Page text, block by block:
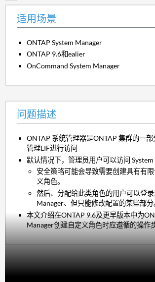
适用场景
ONTAP System Manager
ONTAP 9.6和ealier
OnCommand System Manager
问题描述
ONTAP 系统管理器是ONTAP 集群的一
管理LIF进行访问
默认情况下，管理员用户可以访问 System
安全策略可能会导致需要创建具有有
义角色。
然后、分配给此类角色的用户可以登录
Manager、但只能修改配置的某些部分
本文介绍在ONTAP 9.6及更早版本中为
Manager创建自定义角色时应遵循的操作